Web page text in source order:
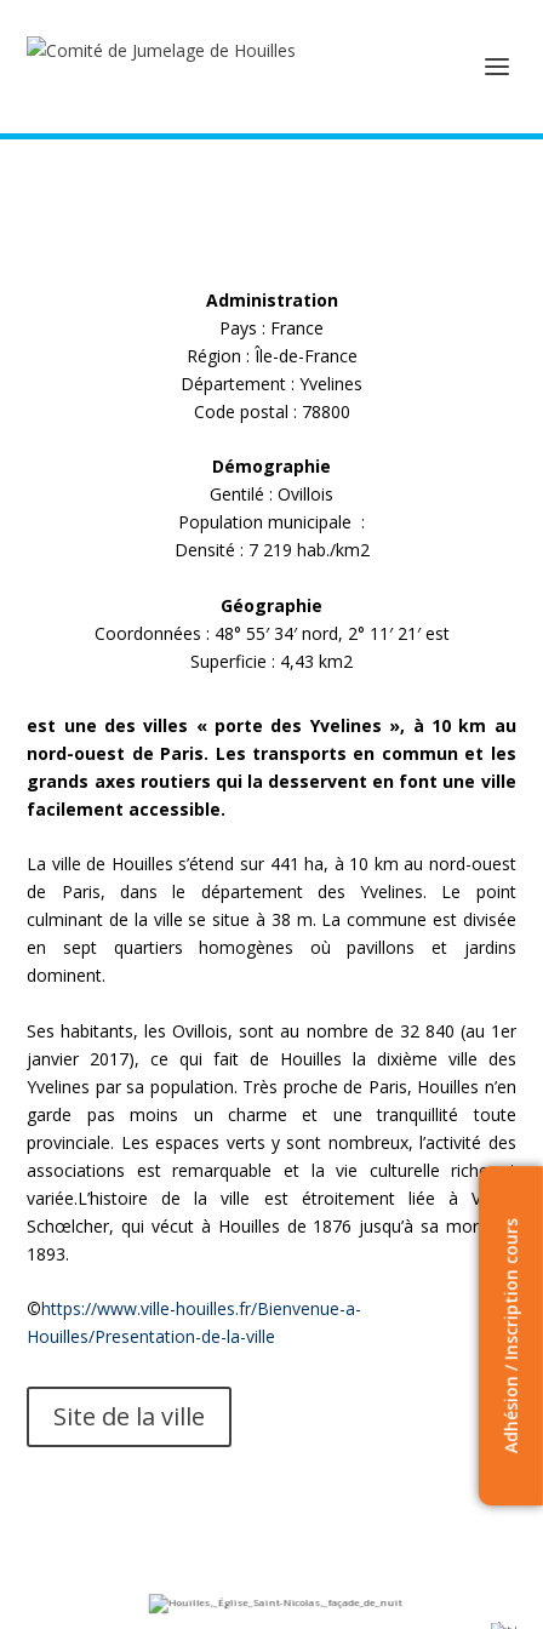
Administration
Pays : France
Région : Île-de-France
Département : Yvelines
Code postal : 78800
Démographie
Gentilé : Ovillois
Population municipale :
Densité : 7 219 hab./km2
Géographie
Coordonnées : 48° 55′ 34′ nord, 2° 11′ 21′ est
Superficie : 4,43 km2
est une des villes « porte des Yvelines », à 10 km au
nord-ouest de Paris. Les transports en commun et les
grands axes routiers qui la desservent en font une ville
facilement accessible.
La ville de Houilles s’étend sur 441 ha, à 10 km au nord-ouest
de Paris, dans le département des Yvelines. Le point
culminant de la ville se situe à 38 m. La commune est divisée
en sept quartiers homogènes où pavillons et jardins
dominent.
Ses habitants, les Ovillois, sont au nombre de 32 840 (au 1er
janvier 2017), ce qui fait de Houilles la dixième ville des
Yvelines par sa population. Très proche de Paris, Houilles n’en
garde pas moins un charme et une tranquillité toute
provinciale. Les espaces verts y sont nombreux, l’activité des
associations est remarquable et la vie culturelle riche et
variée.L’histoire de la ville est étroitement liée à Victor
Schœlcher, qui vécut à Houilles de 1876 jusqu’à sa mort, en
1893.
©https://www.ville-houilles.fr/Bienvenue-a-
Houilles/Presentation-de-la-ville
Site de la ville Adhésion / Inscription cours